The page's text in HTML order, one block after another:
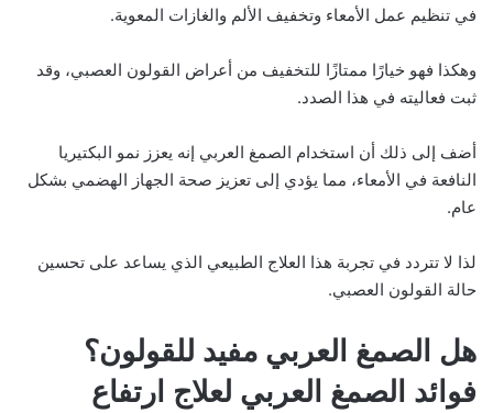
في تنظيم عمل الأمعاء وتخفيف الألم والغازات المعوية.
وهكذا فهو خيارًا ممتازًا للتخفيف من أعراض القولون العصبي، وقد
ثبت فعاليته في هذا الصدد.
أضف إلى ذلك أن استخدام الصمغ العربي إنه يعزز نمو البكتيريا
النافعة في الأمعاء، مما يؤدي إلى تعزيز صحة الجهاز الهضمي بشكل
عام.
لذا لا تتردد في تجربة هذا العلاج الطبيعي الذي يساعد على تحسين
حالة القولون العصبي.
هل الصمغ العربي مفيد للقولون؟
فوائد الصمغ العربي لعلاج ارتفاع